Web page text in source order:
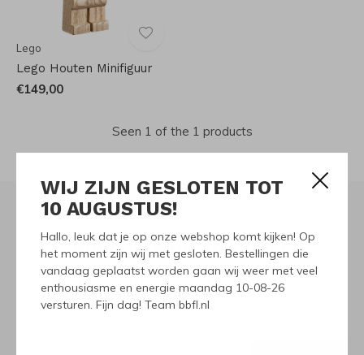
WIJ ZIJN GESLOTEN TOT
10 AUGUSTUS!
Hallo, leuk dat je op onze webshop komt kijken! Op
het moment zijn wij met gesloten. Bestellingen die
vandaag geplaatst worden gaan wij weer met veel
enthousiasme en energie maandag 10-08-26
versturen. Fijn dag! Team bbfl.nl
Lego
Lego Houten Minifiguur
€149,00
Seen 1 of the 1 products
Meld je aan voor onze
nieuwsbrief
Ontvang de nieuwste aanbiedingen en promoties